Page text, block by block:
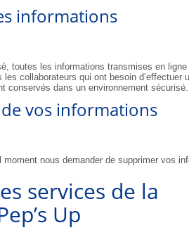
informations
toutes les informations transmises en
les collaborateurs qui ont besoin
conservés dans un environnement sécurisé.
vos informations
moment nous demander de supprimer vos
services de la
Up